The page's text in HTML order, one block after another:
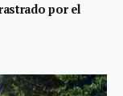
por el